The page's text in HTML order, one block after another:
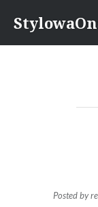
content
Posted by